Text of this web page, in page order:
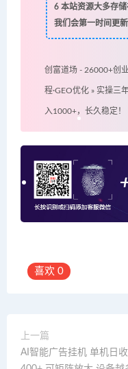
6本站资源大多存储
我们会第一时间更新
创富道场 - 26000+创
程·GEO优化 » 实操三
入1000+，长久稳定！
喜欢 0
上一篇
AI智能广告挂机 单机日